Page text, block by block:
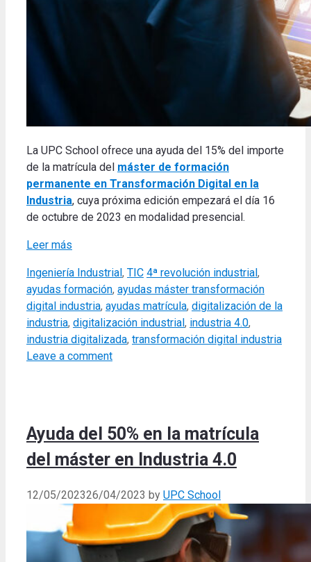
La UPC School ofrece una ayuda del 15% del importe
de la matrícula del máster de formación
permanente en Transformación Digital en la
Industria, cuya próxima edición empezará el día 16
de octubre de 2023 en modalidad presencial.
Leer más
Categories
Ingeniería Industrial , TIC Tags
4ª revolución industrial ,
ayudas formación, ayudas máster transformación
digital industria, ayudas matrícula, digitalización de la
industria, digitalización industrial , industria 4.0,
industria digitalizada, transformación digital industria
Leave a comment
Ayuda del 50% en la matrícula
del máster en Industria 4.0
12/05/202326/04/2023 by UPC School